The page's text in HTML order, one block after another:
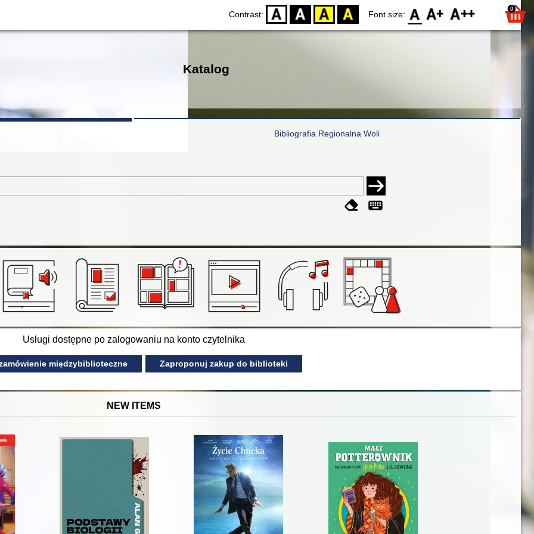
Contrast: D BW YB BY Font size: F0 F1 F2 0
Katalog
Bibliografia Regionalna Woli
Usługi dostępne po zalogowaniu na konto czytelnika
międzybiblioteczne Zaproponuj zakup do biblioteki
NEW ITEMS